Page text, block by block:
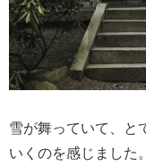
雪が舞っていて、と
いくのを感じました。